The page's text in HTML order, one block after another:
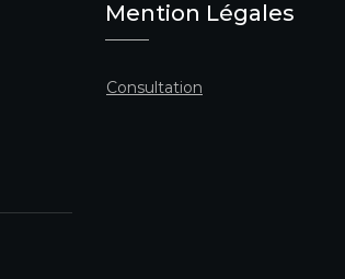
Mention Légales
Consultation